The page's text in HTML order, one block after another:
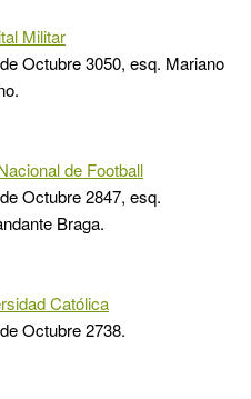
Militar
Octubre 3050, esq. Mariano
de Football
Octubre 2847, esq.
Braga.
Católica
Octubre 2738.